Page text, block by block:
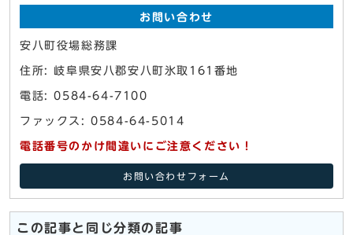
お問い合わせ
安八町役場総務課
住所: 岐阜県安八郡安八町氷取161番地
電話: 0584-64-7100
ファックス: 0584-64-5014
電話番号のかけ間違いにご注意ください！
お問い合わせフォーム
この記事と同じ分類の記事